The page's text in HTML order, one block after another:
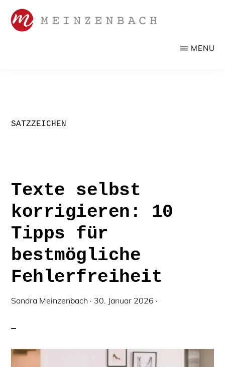
Zum
Inhalt
MENU
SATZZEICHEN
Texte selbst
korrigieren: 10
Tipps für
bestmögliche
Fehlerfreiheit
Sandra Meinzenbach · 30. Januar 2026 ·